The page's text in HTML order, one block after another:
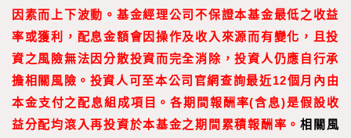
因素而上下波動。基金經理公司不保證本基金最低之收益
率或獲利，配息金額會因操作及收入來源而有變化，且投
資之風險無法因分散投資而完全消除，投資人仍應自行承
擔相關風險。投資人可至本公司官網查詢最近12個月內由
本金支付之配息組成項目。各期間報酬率(含息)是假設收
益分配均滾入再投資於本基金之期間累積報酬率。相關風